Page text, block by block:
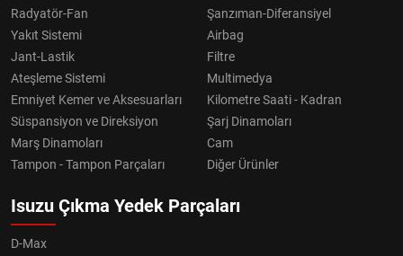
Radyatör-Fan
Şanzıman-Diferansiyel
Yakıt Sistemi
Airbag
Jant-Lastik
Filtre
Ateşleme Sistemi
Multimedya
Emniyet Kemer ve Aksesuarları
Kilometre Saati - Kadran
Süspansiyon ve Direksiyon
Şarj Dinamoları
Marş Dinamoları
Cam
Tampon - Tampon Parçaları
Diğer Ürünler
Isuzu Çıkma Yedek Parçaları
D-Max